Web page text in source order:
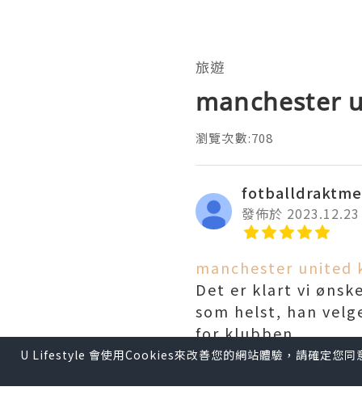
旅遊
manchester
瀏覽次數:708
發佈於 2023.12.23
manchester united
Det er klart vi
som helst, han
for klubben.
U Lifestyle 會使用Cookies來改善您的網站體驗，請確定您同